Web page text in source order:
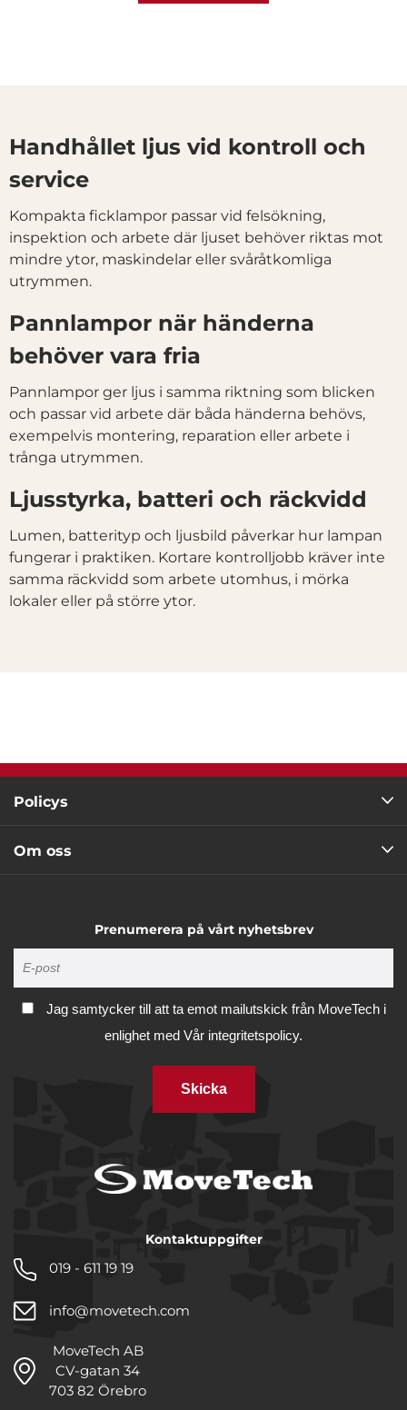
Handhållet ljus vid kontroll och
service
Kompakta ficklampor passar vid felsökning,
inspektion och arbete där ljuset behöver riktas mot
mindre ytor, maskindelar eller svåråtkomliga
utrymmen.
Pannlampor när händerna
behöver vara fria
Pannlampor ger ljus i samma riktning som blicken
och passar vid arbete där båda händerna behövs,
exempelvis montering, reparation eller arbete i
trånga utrymmen.
Ljusstyrka, batteri och räckvidd
Lumen, batterityp och ljusbild påverkar hur lampan
fungerar i praktiken. Kortare kontrolljobb kräver inte
samma räckvidd som arbete utomhus, i mörka
lokaler eller på större ytor.
Policys
Om oss
Prenumerera på vårt nyhetsbrev
Jag samtycker till att ta emot mailutskick från MoveTech i
enlighet med Vår integritetspolicy.
Skicka
Kontaktuppgifter
019 - 611 19 19
info@movetech.com
MoveTech AB
CV-gatan 34
703 82 Örebro